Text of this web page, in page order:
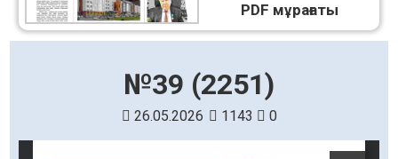
PDF мұрағаты
№39 (2251)
26.05.2026 1143 0